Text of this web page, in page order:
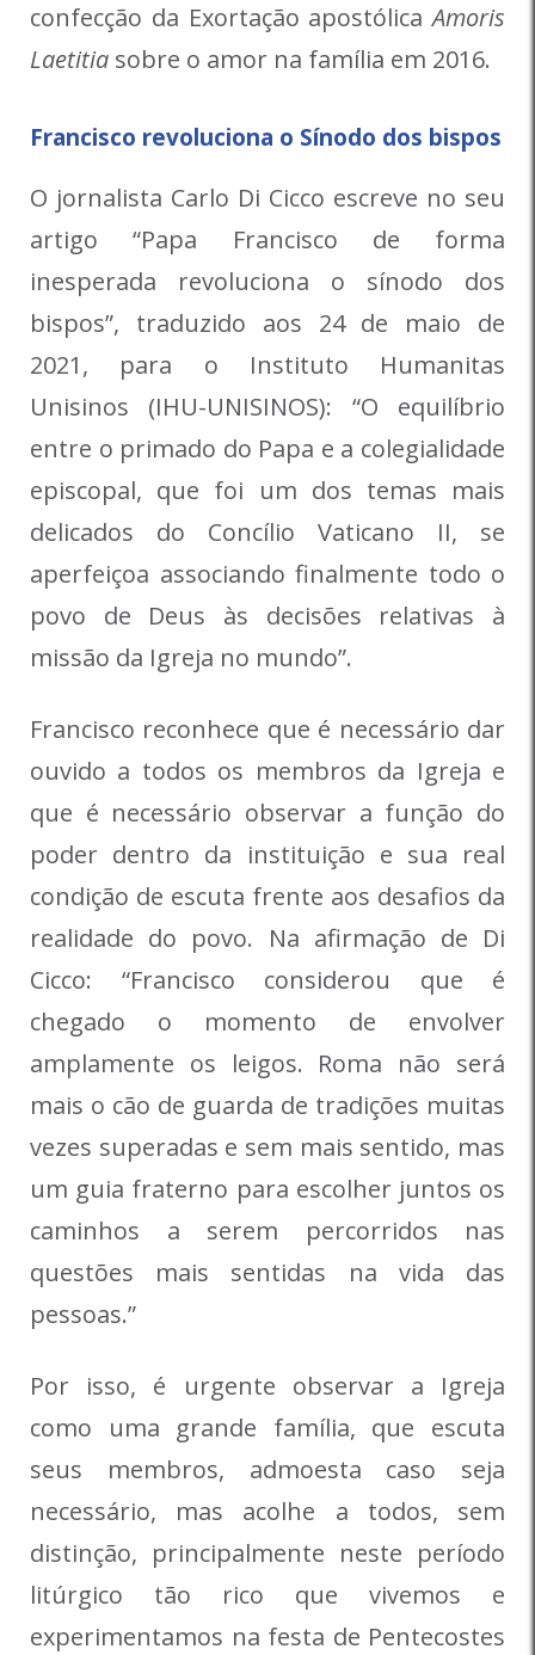
confecção da Exortação apostólicaAmoris
Laetitia sobre o amor na família em 2016.
Francisco revoluciona o Sínodo dos bispos
O jornalista Carlo Di Cicco escreve no seu
artigo “Papa Francisco de forma
inesperada revoluciona o sínodo dos
bispos”, traduzido aos 24 de maio de
2021, para o Instituto Humanitas
Unisinos (IHU-UNISINOS): “O equilíbrio
entre o primado do Papa e a colegialidade
episcopal, que foi um dos temas mais
delicados do Concílio Vaticano II, se
aperfeiçoa associando finalmente todo o
povo de Deus às decisões relativas à
missão da Igreja no mundo”.
Francisco reconhece que é necessário dar
ouvido a todos os membros da Igreja e
que é necessário observar a função do
poder dentro da instituição e sua real
condição de escuta frente aos desafios da
realidade do povo. Na afirmação de Di
Cicco: “Francisco considerou que é
chegado o momento de envolver
amplamente os leigos. Roma não será
mais o cão de guarda de tradições muitas
vezes superadas e sem mais sentido, mas
um guia fraterno para escolher juntos os
caminhos a serem percorridos nas
questões mais sentidas na vida das
pessoas.”
Por isso, é urgente observar a Igreja
como uma grande família, que escuta
seus membros, admoesta caso seja
necessário, mas acolhe a todos, sem
distinção, principalmente neste período
litúrgico tão rico que vivemos e
experimentamos na festa de Pentecostes